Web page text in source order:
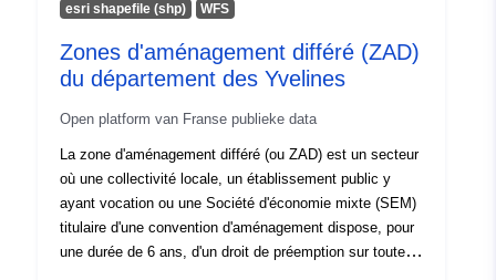
esri shapefile (shp)
WFS
Zones d'aménagement différé (ZAD)
du département des Yvelines
Open platform van Franse publieke data
La zone d'aménagement différé (ou ZAD) est un secteur
où une collectivité locale, un établissement public y
ayant vocation ou une Société d'économie mixte (SEM)
titulaire d'une convention d'aménagement dispose, pour
une durée de 6 ans, d'un droit de préemption sur toutes